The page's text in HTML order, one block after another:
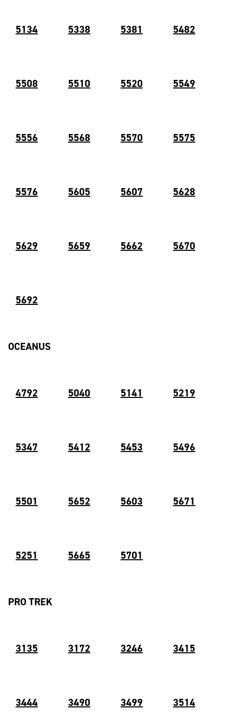
5134 5338 5381 5482
5508 5510 5520 5549
5556 5568 5570 5575
5576 5605 5607 5628
5629 5659 5662 5670
5692
OCEANUS
4792 5040 5141 5219
5347 5412 5453 5496
5501 5652 5603 5671
5251 5665 5701
PRO TREK
3135 3172 3246 3415
3444 3490 3499 3514